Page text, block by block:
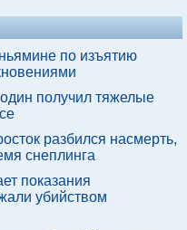
по изъятию
получил тяжелые
разбился насмерть,
снеплинга
показания
убийством